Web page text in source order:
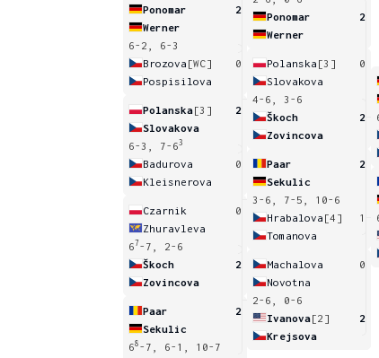
Ponomar
2
Werner
6-2, 6-3
Brozova [WC]
0
Pospisilova
Polanska[3]
2
Slovakova
6-3, 7-63
Badurova
0
Kleisnerova
Czarnik
0
Zhuravleva
67-7, 2-6
Škoch
2
Zovincova
Paar
2
Sekulic
68 -7, 6-1, 10-7
Ponomar
2
Werner
Polanska [3]
0
Slovakova
4-6, 3-6
Škoch
2
Zovincova
Paar
2
Sekulic
3-6, 7-5, 10-6
Hrabalova [4]
1
Tomanova
Machalova
0
Novotna
2-6, 0-6
Ivanova[2]
2
Krejsova